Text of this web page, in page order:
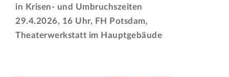
in Krisen- und Umbruchszeiten
29.4.2026, 16 Uhr, FH Potsdam,
Theaterwerkstatt im Hauptgebäude